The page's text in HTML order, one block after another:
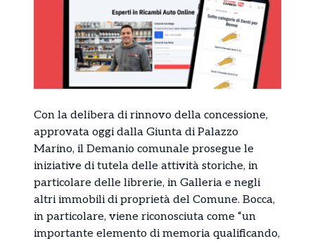
Con la delibera di rinnovo della concessione,
approvata oggi dalla Giunta di Palazzo
Marino, il Demanio comunale prosegue le
iniziative di tutela delle attività storiche, in
particolare delle librerie, in Galleria e negli
altri immobili di proprietà del Comune. Bocca,
in particolare, viene riconosciuta come “un
importante elemento di memoria qualificando,